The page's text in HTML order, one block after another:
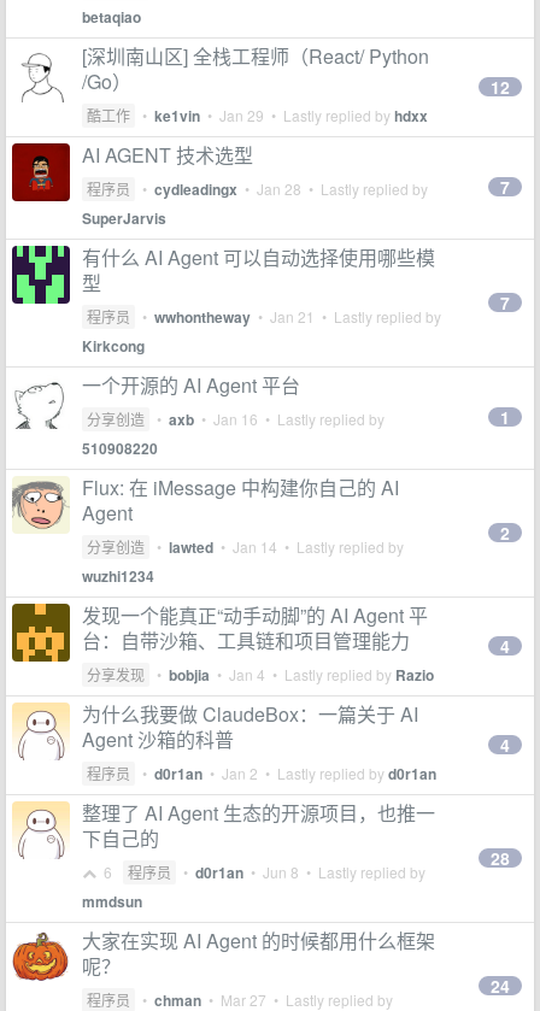
betaqiao
[深圳南山区] 全栈工程师（React/ Python
/Go）
酷工作 • ke1vin • Jan 29 • Lastly replied byhdxx
12
AI AGENT 技术选型
程序员 • cydleadingx • Jan 28 • Lastly replied by
SuperJarvis
7
有什么 AI Agent 可以自动选择使用哪些模
型
程序员 • wwhontheway • Jan 21 • Lastly replied by
Kirkcong
7
一个开源的 AI Agent 平台
分享创造 • axb • Jan 16 • Lastly replied by
510908220
1
Flux: 在 iMessage 中构建你自己的 AI
Agent
分享创造 • lawted • Jan 14 • Lastly replied by
wuzhi1234
2
发现一个能真正“动手动脚”的 AI Agent 平
台：自带沙箱、工具链和项目管理能力
分享发现 • bobjia • Jan 4 • Lastly replied by Razio
4
为什么我要做 ClaudeBox：一篇关于 AI
Agent 沙箱的科普
程序员 • d0r1an • Jan 2 • Lastly replied byd0r1an
4
整理了 AI Agent 生态的开源项目，也推一
下自己的
6 程序员 • d0r1an • Jun 8 • Lastly replied by
mmdsun
28
大家在实现 AI Agent 的时候都用什么框架
呢？
程序员 • chman • Mar 27 • Lastly replied by
24